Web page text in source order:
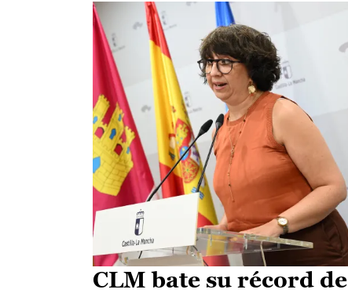
CLM bate su récord de